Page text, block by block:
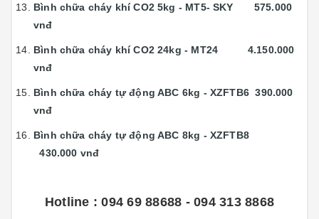
Bình chữa cháy khí CO2 5kg - MT5- SKY 575.000
vnđ
Bình chữa cháy khí CO2 24kg - MT24 4.150.000
vnđ
Bình chữa cháy tự động ABC 6kg - XZFTB6 390.000
vnđ
Bình chữa cháy tự động ABC 8kg - XZFTB8
430.000 vnđ
Hotline : 094 69 88688 - 094 313 8868